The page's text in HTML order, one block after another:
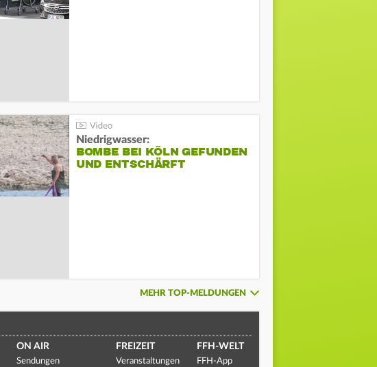
Niedrigwasser:
BOMBE BEI KÖLN GEFUNDEN
UND ENTSCHÄRFT
MEHR TOP-MELDUNGEN
ON AIR
Sendungen
FREIZEIT
Veranstaltungen
FFH-WELT
FFH-App